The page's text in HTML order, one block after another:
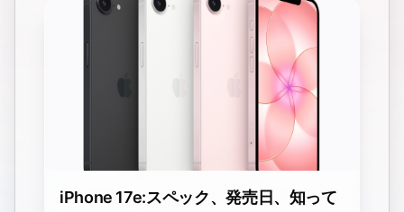
iPhone 17e:スペック、発売日、知って